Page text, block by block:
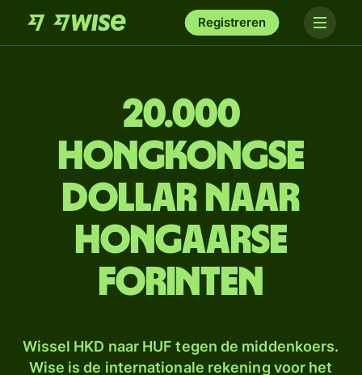
Registreren
20.000
Hongkongse
dollar naar
Hongaarse
forinten
Wissel HKD naar HUF tegen de middenkoers.
Wise is de internationale rekening voor het